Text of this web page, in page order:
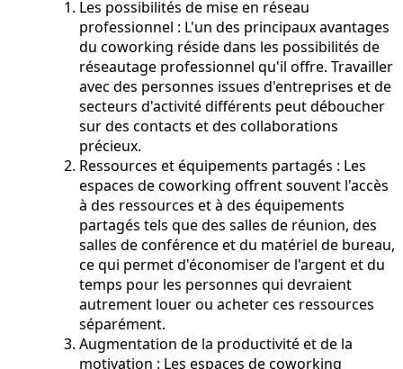
Les possibilités de mise en réseau
professionnel : L'un des principaux avantages
du coworking réside dans les possibilités de
réseautage professionnel qu'il offre. Travailler
avec des personnes issues d'entreprises et de
secteurs d'activité différents peut déboucher
sur des contacts et des collaborations
précieux.
Ressources et équipements partagés : Les
espaces de coworking offrent souvent l'accès
à des ressources et à des équipements
partagés tels que des salles de réunion, des
salles de conférence et du matériel de bureau,
ce qui permet d'économiser de l'argent et du
temps pour les personnes qui devraient
autrement louer ou acheter ces ressources
séparément.
Augmentation de la productivité et de la
motivation : Les espaces de coworking